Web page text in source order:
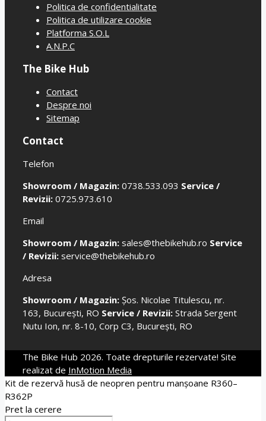
Politica de confidentialitate
Politica de utilizare cookie
Platforma S.O.L
A.N.P.C
The Bike Hub
Contact
Despre noi
Sitemap
Contact
Telefon
Showroom / Magazin: 0738.533.093 Service /
Revizii: 0725.973.610
Email
Showroom / Magazin: sales@thebikehub.ro Service
/ Revizii: service@thebikehub.ro
Adresa
Showroom / Magazin: Șos. Nicolae Titulescu, nr.
163, București, RO Service / Revizii: Strada Sergent
Nutu Ion, nr. 8-10, Corp C3, București, RO
The Bike Hub 2026. Toate drepturile rezervate! Site
realizat de InMotion Media
Kit de rezervă husă de neopren pentru manșoane R360–
R362P
Pret la cerere